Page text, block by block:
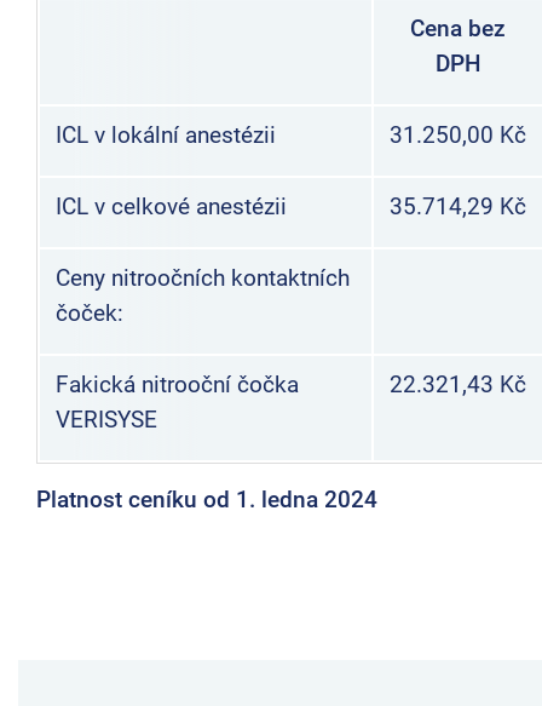
Cena bez
DPH
ICL v lokální anestézii 31.250,00 Kč
ICL v celkové anestézii 35.714,29 Kč
Ceny nitroočních kontaktních
čoček:
Fakická nitrooční čočka
VERISYSE
22.321,43 Kč
Platnost ceníku od 1. ledna 2024